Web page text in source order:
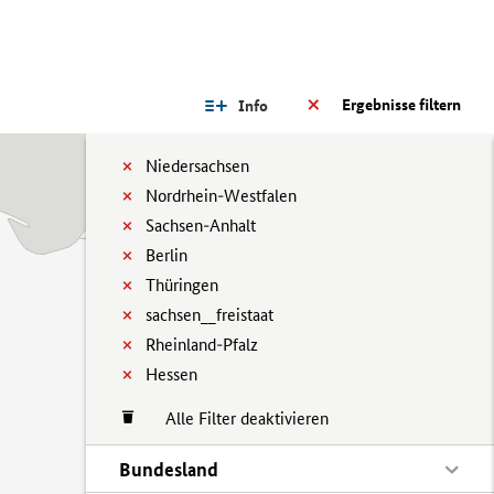
Ergebnisse filtern
Info
Niedersachsen
Nordrhein-Westfalen
Sachsen-Anhalt
Berlin
Thüringen
sachsen__freistaat
Rheinland-Pfalz
Hessen
Alle Filter deaktivieren
Bundesland